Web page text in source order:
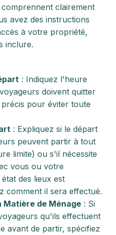
clairement
avez des instructions
à votre propriété,
inclure.
: Indiquez l'heure
doivent quitter
pour éviter toute
: Expliquez si le départ
peuvent partir à tout
limite) ou s'il nécessite
vous ou votre
des lieux est
comment il sera effectué.
Matière de Ménage : Si
qu'ils effectuent
avant de partir, spécifiez